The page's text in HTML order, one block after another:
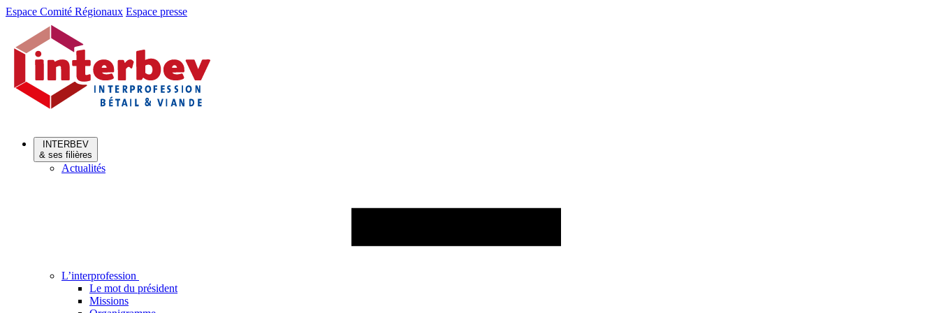
Aller
Aller
contenu
Espace Comité Régionaux Espace presse
INTERBEV
& ses filières
Actualités
L’interprofession
Le mot du président
Missions